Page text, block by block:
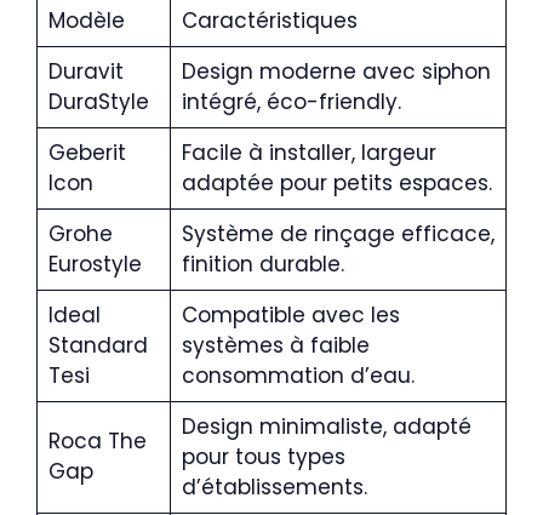
Modèle
Caractéristiques
Duravit
DuraStyle
Design moderne avec siphon
intégré, éco-friendly.
Geberit
Icon
Facile à installer, largeur
adaptée pour petits espaces.
Grohe
Eurostyle
Système de rinçage efficace,
finition durable.
Ideal
Standard
Tesi
Compatible avec les
systèmes à faible
consommation d’eau.
Roca The
Gap
Design minimaliste, adapté
pour tous types
d’établissements.